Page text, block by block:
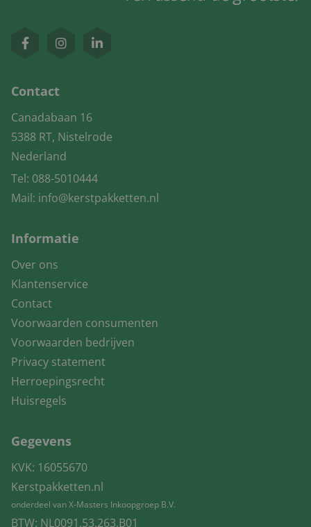
Contact
Canadabaan 16
5388 RT, Nistelrode
Nederland
Tel: 088-5010444
Mail: info@kerstpakketten.nl
Informatie
Over ons
Klantenservice
Contact
Voorwaarden consumenten
Voorwaarden bedrijven
Privacy statement
Herroepingsrecht
Huisregels
Gegevens
KVK: 16055670
Kerstpakketten.nl
onderdeel van X-Masters Inkoopgroep B.V.
BTW: NL0091.53.263.B01